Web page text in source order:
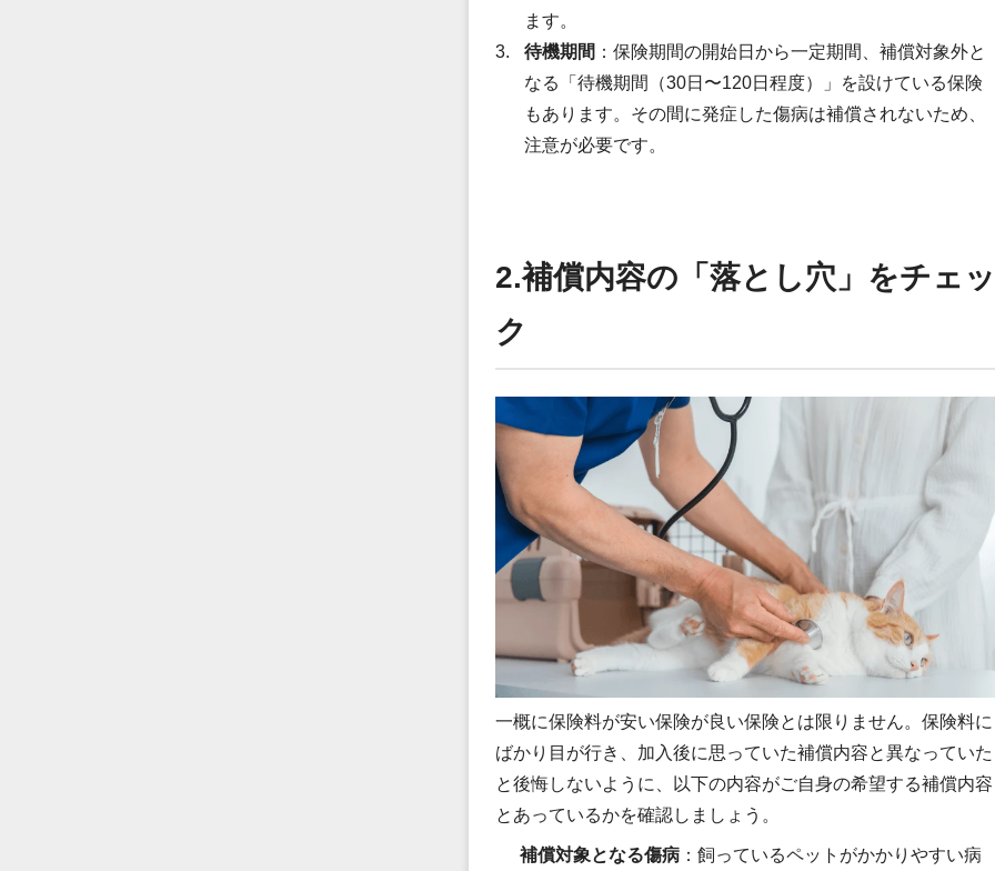
ます。
待機期間 ：保険期間の開始日から一定期間、補償対象外と
なる「待機期間（30日〜120日程度）」を設けている保険
もあります。その間に発症した傷病は補償されないため、
注意が必要です。
2.補償内容の「落とし穴」をチェッ
ク
一概に保険料が安い保険が良い保険とは限りません。保険料に
ばかり目が行き、加入後に思っていた補償内容と異なっていた
と後悔しないように、以下の内容がご自身の希望する補償内容
とあっているかを確認しましょう。
補償対象となる傷病 ：飼っているペットがかかりやすい病